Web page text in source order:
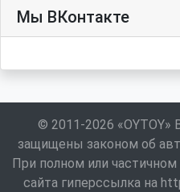
Мы ВКонтакте
© 2011-2026 «OYTOY»
защищены законом об
При полном или
сайта гиперссылка на